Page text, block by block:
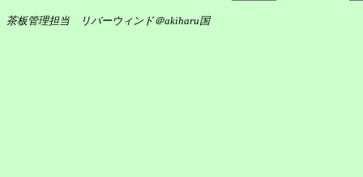
茶板管理担当 リバーウィンド＠akiharu国